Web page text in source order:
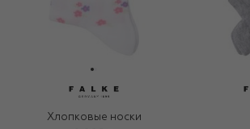
Хлопковые носки